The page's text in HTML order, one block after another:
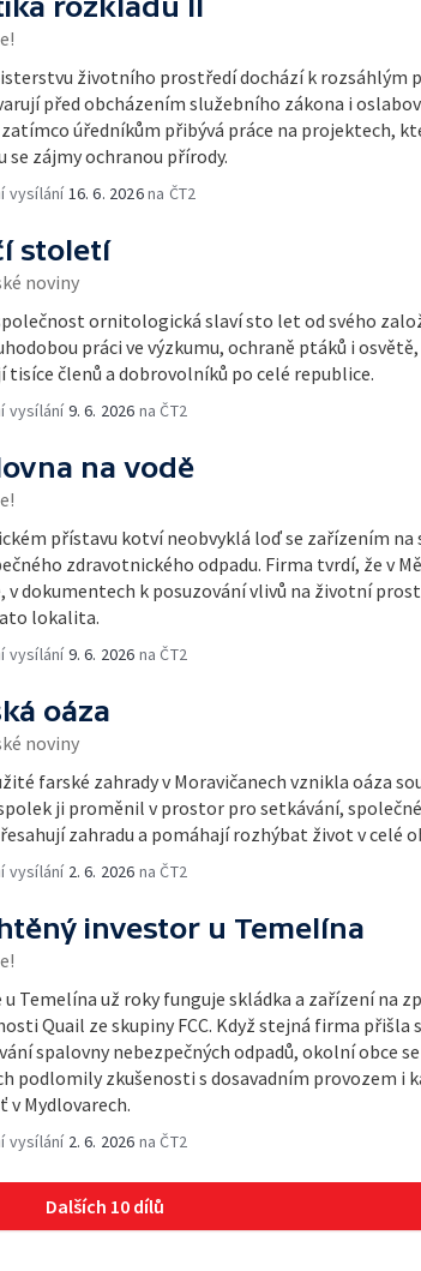
životního prostředí dochází k rozsáhlým
před obcházením služebního zákona i
zatímco úředníkům přibývá práce na projektech,
se zájmy ochranou přírody.
vysílání 16. 6. 2026na ČT2
století
noviny
ornitologická slaví sto let od svého
práci ve výzkumu, ochraně ptáků i
tisíce členů a dobrovolníků po celé republice.
vysílání9. 6. 2026 na ČT2
na vodě
přístavu kotví neobvyklá loď se zařízením na
zdravotnického odpadu. Firma tvrdí, že v
v dokumentech k posuzování vlivů na životní
lokalita.
vysílání9. 6. 2026 na ČT2
oáza
noviny
farské zahrady v Moravičanech vznikla oáza
ji proměnil v prostor pro setkávání, společné
zahradu a pomáhají rozhýbat život v celé
vysílání 2. 6. 2026 na ČT2
investor u Temelína
u Temelína už roky funguje skládka a zařízení na
Quail ze skupiny FCC. Když stejná firma přišla
spalovny nebezpečných odpadů, okolní obce
podlomily zkušenosti s dosavadním provozem i
v Mydlovarech.
vysílání 2. 6. 2026 na ČT2
Dalších 10 dílů